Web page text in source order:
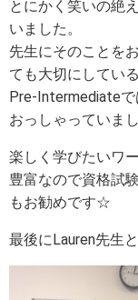
とにかく笑いの絶
いました。
先生にそのことを
ても大切にしてい
Pre-Intermediate
おっしゃっていまし
楽しく学びたいワ
豊富なので資格試
もお勧めです☆
最後にLauren先生